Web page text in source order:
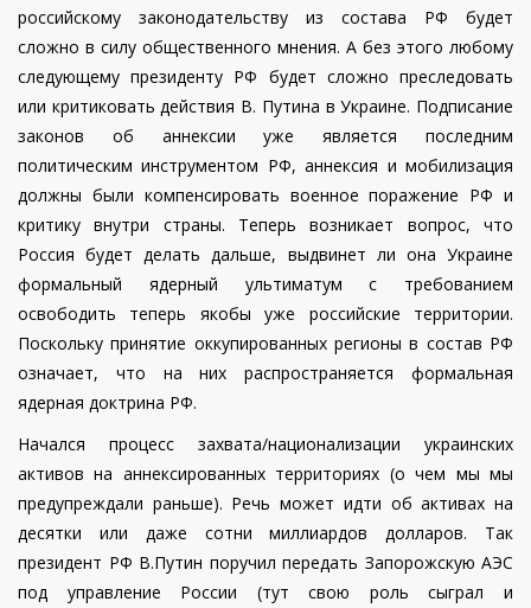
российскому законодательству из состава РФ будет
сложно в силу общественного мнения. А без этого любому
следующему президенту РФ будет сложно преследовать
или критиковать действия В. Путина в Украине. Подписание
законов об аннексии уже является последним
политическим инструментом РФ, аннексия и мобилизация
должны были компенсировать военное поражение РФ и
критику внутри страны. Теперь возникает вопрос, что
Россия будет делать дальше, выдвинет ли она Украине
формальный ядерный ультиматум с требованием
освободить теперь якобы уже российские территории.
Поскольку принятие оккупированных регионы в состав РФ
означает, что на них распространяется формальная
ядерная доктрина РФ.
Начался процесс захвата/национализации украинских
активов на аннексированных территориях (о чем мы мы
предупреждали раньше). Речь может идти об активах на
десятки или даже сотни миллиардов долларов. Так
президент РФ В.Путин поручил передать Запорожскую АЭС
под управление России (тут свою роль сыграл и